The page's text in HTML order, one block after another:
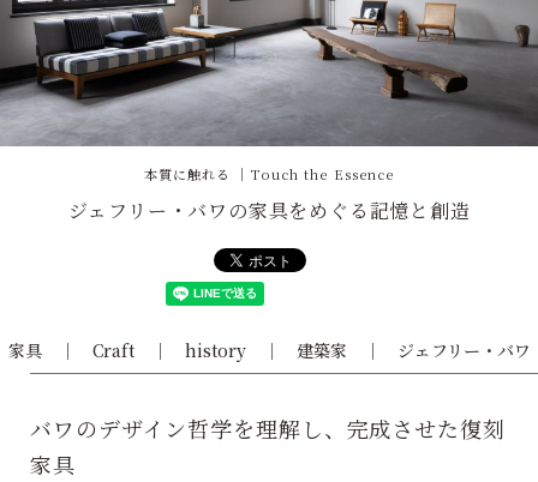
本質に触れる ｜Touch the Essence
ジェフリー・バワの家具をめぐる記憶と創造
家具 Craft history 建築家 ジェフリー・バワ
バワのデザイン哲学を理解し、完成させた復刻
家具